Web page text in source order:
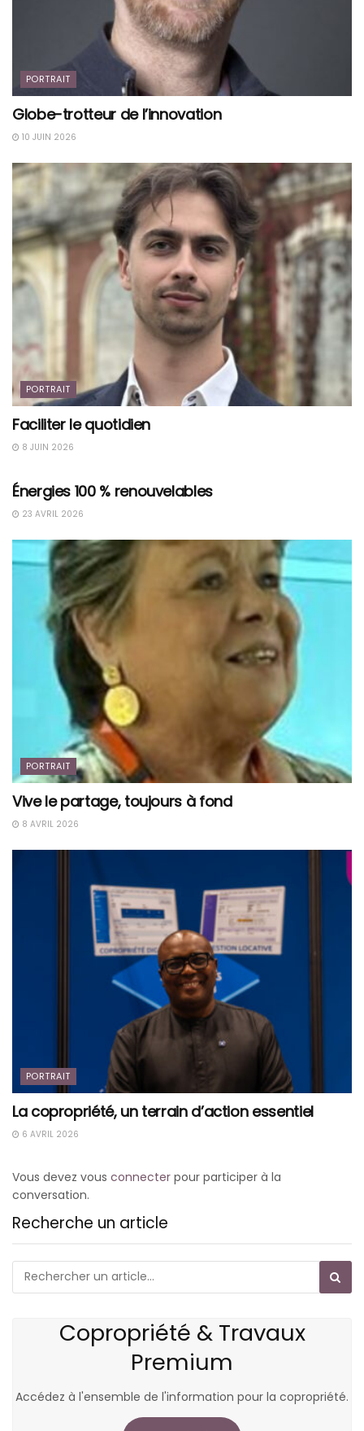
PORTRAIT
Globe-trotteur de l’innovation
10 JUIN 2026
PORTRAIT
Faciliter le quotidien
8 JUIN 2026
Énergies 100 % renouvelables
23 AVRIL 2026
PORTRAIT
Vive le partage, toujours à fond
8 AVRIL 2026
PORTRAIT
La copropriété, un terrain d’action essentiel
6 AVRIL 2026
Vous devez vous connecter pour participer à la
conversation.
Recherche un article
Copropriété & Travaux
Premium
Accédez à l'ensemble de l'information pour la copropriété.